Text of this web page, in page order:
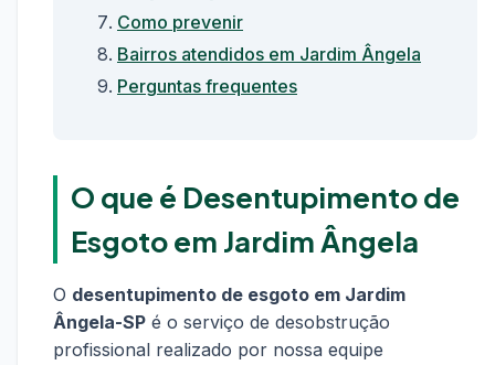
Como prevenir
Bairros atendidos em Jardim Ângela
Perguntas frequentes
O que é Desentupimento de
Esgoto em Jardim Ângela
O desentupimento de esgoto em Jardim
Ângela-SP é o serviço de desobstrução
profissional realizado por nossa equipe